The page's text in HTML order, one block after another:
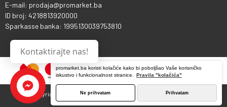
promarket.ba koristi kolačiće kako bi poboljšao Vaše korisničko
iskustvo i funkcionalnost stranice.
Pravila "kolačića"
Ne prihvatam Prihvatam
E-mail: prodaja@promarket.ba
ID broj: 4218813920000
Sparkasse banka: 1995130039753810
Copyright © 2013 - 2026 ProComp d.o.o. Sva prava pridržana.
Kontaktirajte nas!